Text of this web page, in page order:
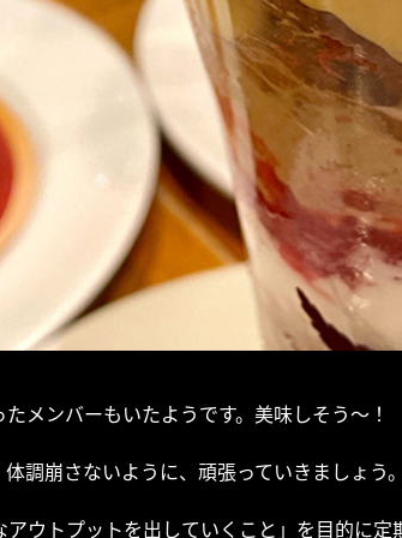
メンバーもいたようです。美味しそう～！
調崩さないように、頑張っていきましょう
ウトプットを出していくこと」を目的に